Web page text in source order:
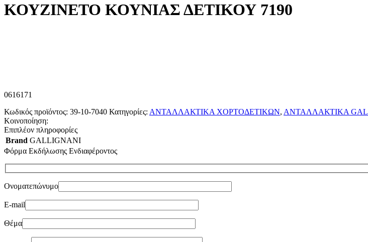
ΚΟΥΖΙΝΕΤΟ ΚΟΥΝΙΑΣ ΔΕΤΙΚΟΥ 7190
0616171
Κωδικός προϊόντος: 39-10-7040 Κατηγορίες: ΑΝΤΑΛΛΑΚΤΙΚΑ ΧΟΡΤΟΔΕΤΙΚΩΝ, ΑΝΤΑΛΛΑΚΤΙΚΑ
Κοινοποίηση:
Επιπλέον πληροφορίες
Brand GALLIGNANI
Φόρμα Εκδήλωσης Ενδιαφέροντος
Ονοματεπώνυμο
E-mail
Θέμα